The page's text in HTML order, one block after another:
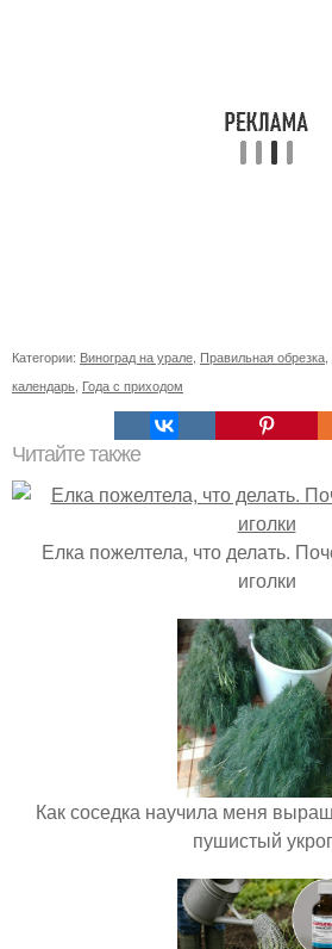
Категории: Виноград на урале Правильная обрезка
календарь Года с приходом
Читайте также
Елка пожелтела, что делать.
иголки
Как соседка научила меня
пушистый